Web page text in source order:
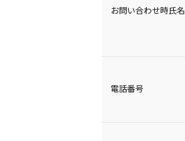
お問い合わせ時氏名
電話番号